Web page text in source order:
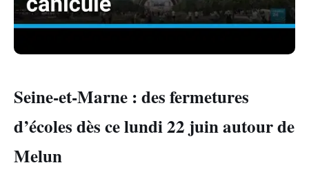
Seine-et-Marne : des fermetures
d’écoles dès ce lundi 22 juin autour de
Melun